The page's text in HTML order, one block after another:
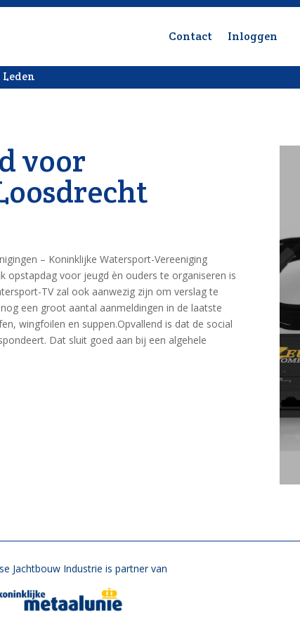
Contact Inloggen
Leden
voor
– Koninklijke Watersport-Vereeniging
opstapdag voor jeugd èn ouders te organiseren is
TV zal ook aanwezig zijn om verslag te
een groot aantal aanmeldingen in de laatste
wingfoilen en suppen.Opvallend is dat de social
Dat sluit goed aan bij een algehele
Jachtbouw Industrie is partner van